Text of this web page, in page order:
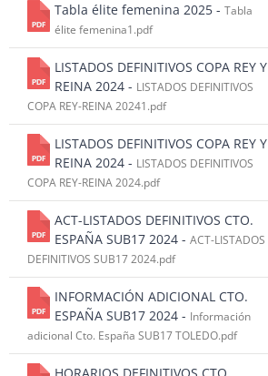
Tabla élite femenina 2025 - Tabla
élite femenina1.pdf
LISTADOS DEFINITIVOS COPA REY Y
REINA 2024 - LISTADOS DEFINITIVOS
COPA REY-REINA 20241.pdf
LISTADOS DEFINITIVOS COPA REY Y
REINA 2024 - LISTADOS DEFINITIVOS
COPA REY-REINA 2024.pdf
ACT-LISTADOS DEFINITIVOS CTO.
ESPAÑA SUB17 2024 - ACT-LISTADOS
DEFINITIVOS SUB17 2024.pdf
INFORMACIÓN ADICIONAL CTO.
ESPAÑA SUB17 2024 - Información
adicional Cto. España SUB17 TOLEDO.pdf